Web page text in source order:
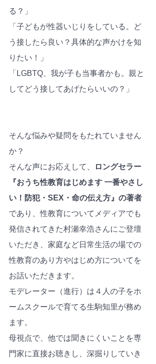
る？」
「子どもが性器いじりをしている。ど
う接したら良い？具体的な声かけを知
りたい！」
「LGBTQ、我が子も当事者かも。親と
してどう接してあげたらいいの？」
そんな悩みや疑問をもたれていません
か？
そんな声にお応えして、
ロングセラー
『おうち性教育はじめます 一番やさし
い！防犯・SEX・命の伝え方』の著者
であり、性教育についてメディアでも
発信されてきた村瀬幸浩さんにご登壇
いただき、家庭など日常生活の場での
性教育のあり方やはじめ方についてを
お話いただきます。
モデレーター（進行）は４人の子をホ
ームスクールで育てる生駒知里が務め
ます。
母視点で、他では聞きにくいことを専
門家に直接お聴きし、深掘りしていき